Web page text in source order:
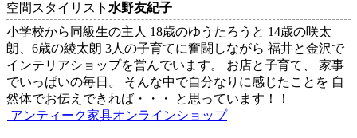
ビ
ゲ
ー
シ
ョ
空間スタイリスト 水野友紀子
小学校から同級生の主人 18歳のゆうたろうと 14歳の咲太
朗、6歳の綾太朗 3人の子育てに奮闘しながら 福井と金沢で
インテリアショップを営んでいます。 お店と子育て、 家事
でいっぱいの毎日。 そんな中で自分なりに感じたことを 自
然体でお伝えできれば・・・ と思っています！！
アンティーク家具オンラインショップ